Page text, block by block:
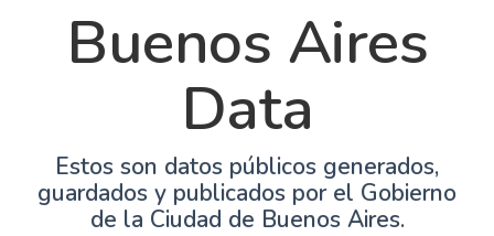
Buenos Aires
Data
Estos son datos públicos generados,
guardados y publicados por el Gobierno
de la Ciudad de Buenos Aires.